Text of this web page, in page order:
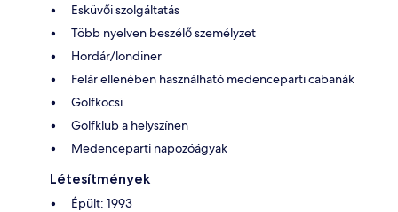
Esküvői szolgáltatás
Több nyelven beszélő személyzet
Hordár/londiner
Felár ellenében használható medenceparti cabanák
Golfkocsi
Golfklub a helyszínen
Medenceparti napozóágyak
Létesítmények
Épült: 1993